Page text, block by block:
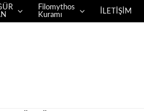
Filomythos
Kuramı
İLETİŞİM